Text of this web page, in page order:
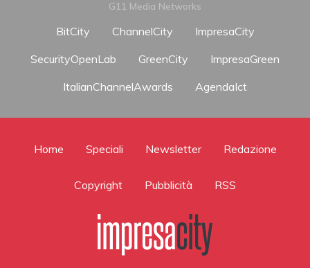
G11 Media Networks
BitCity ChannelCity
ImpresaCity
SecurityOpenLab
GreenCity
ImpresaGreen
ItalianChannelAwards
AgendaIct
Home Speciali Newsletter Redazione
Copyright Pubblicità RSS